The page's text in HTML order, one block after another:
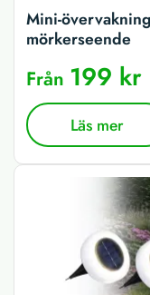
Mini-
mörkerseende
Från 199 kr
Läs mer